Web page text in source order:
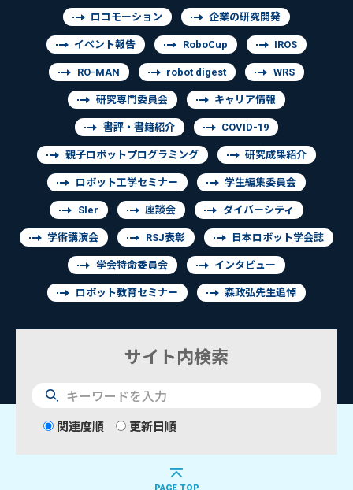
ロコモーション 企業の研究開発
イベント報告 RoboCup IROS
RO-MAN robot digest WRS
研究専門委員会 キャリア情報
書評・書籍紹介 COVID-19
親子ロボットプログラミング 研究成果紹介
ロボット工学セミナー 学生編集委員会
SIer 座談会 ダイバーシティ
学術講演会 RSJ表彰 日本ロボット学会誌
学会特命委員会 インタビュー
ロボット教育セミナー 森政弘先生追悼
サイト内検索
検
索
関連度順 更新日順
PAGE TOP